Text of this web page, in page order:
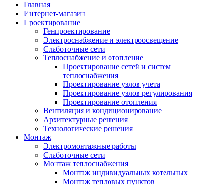
Главная
Интернет-магазин
Проектирование
Генпроектирование
Электроснабжение и электроосвещение
Слаботочные сети
Теплоснабжение и отопление
Проектирование сетей и систем
теплоснабжения
Проектирование узлов учета
Проектирование узлов регулирования
Проектирование отопления
Вентиляция и кондиционирование
Архитектурные решения
Технологические решения
Монтаж
Электромонтажные работы
Слаботочные сети
Монтаж теплоснабжения
Монтаж индивидуальных котельных
Монтаж тепловых пунктов